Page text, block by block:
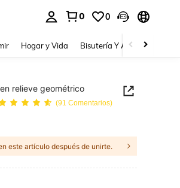
0 0
Hogar y Vida Bisutería Y Accesorios
relieve geométrico
(91 Comentarios)
este artículo después de unirte.